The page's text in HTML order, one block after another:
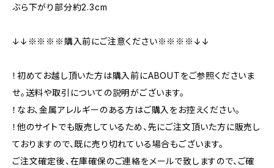
ぶら下がり部分約2.3cm
↓↓※※※※購入前にご注意ください※※※※↓↓
！初めてお越し頂いた方は購入前にABOUTをご参照くださいま
せ。送料や取引についての説明がございます。
！なお、金属アレルギーのある方はご購入をお控えください。
！他のサイトでも販売しているため、先にご注文頂いた方に販売し
ておりますので、既に売り切れている場合もございます。
ご注文確定後、在庫確保のご連絡をメールで致しますので、ご確